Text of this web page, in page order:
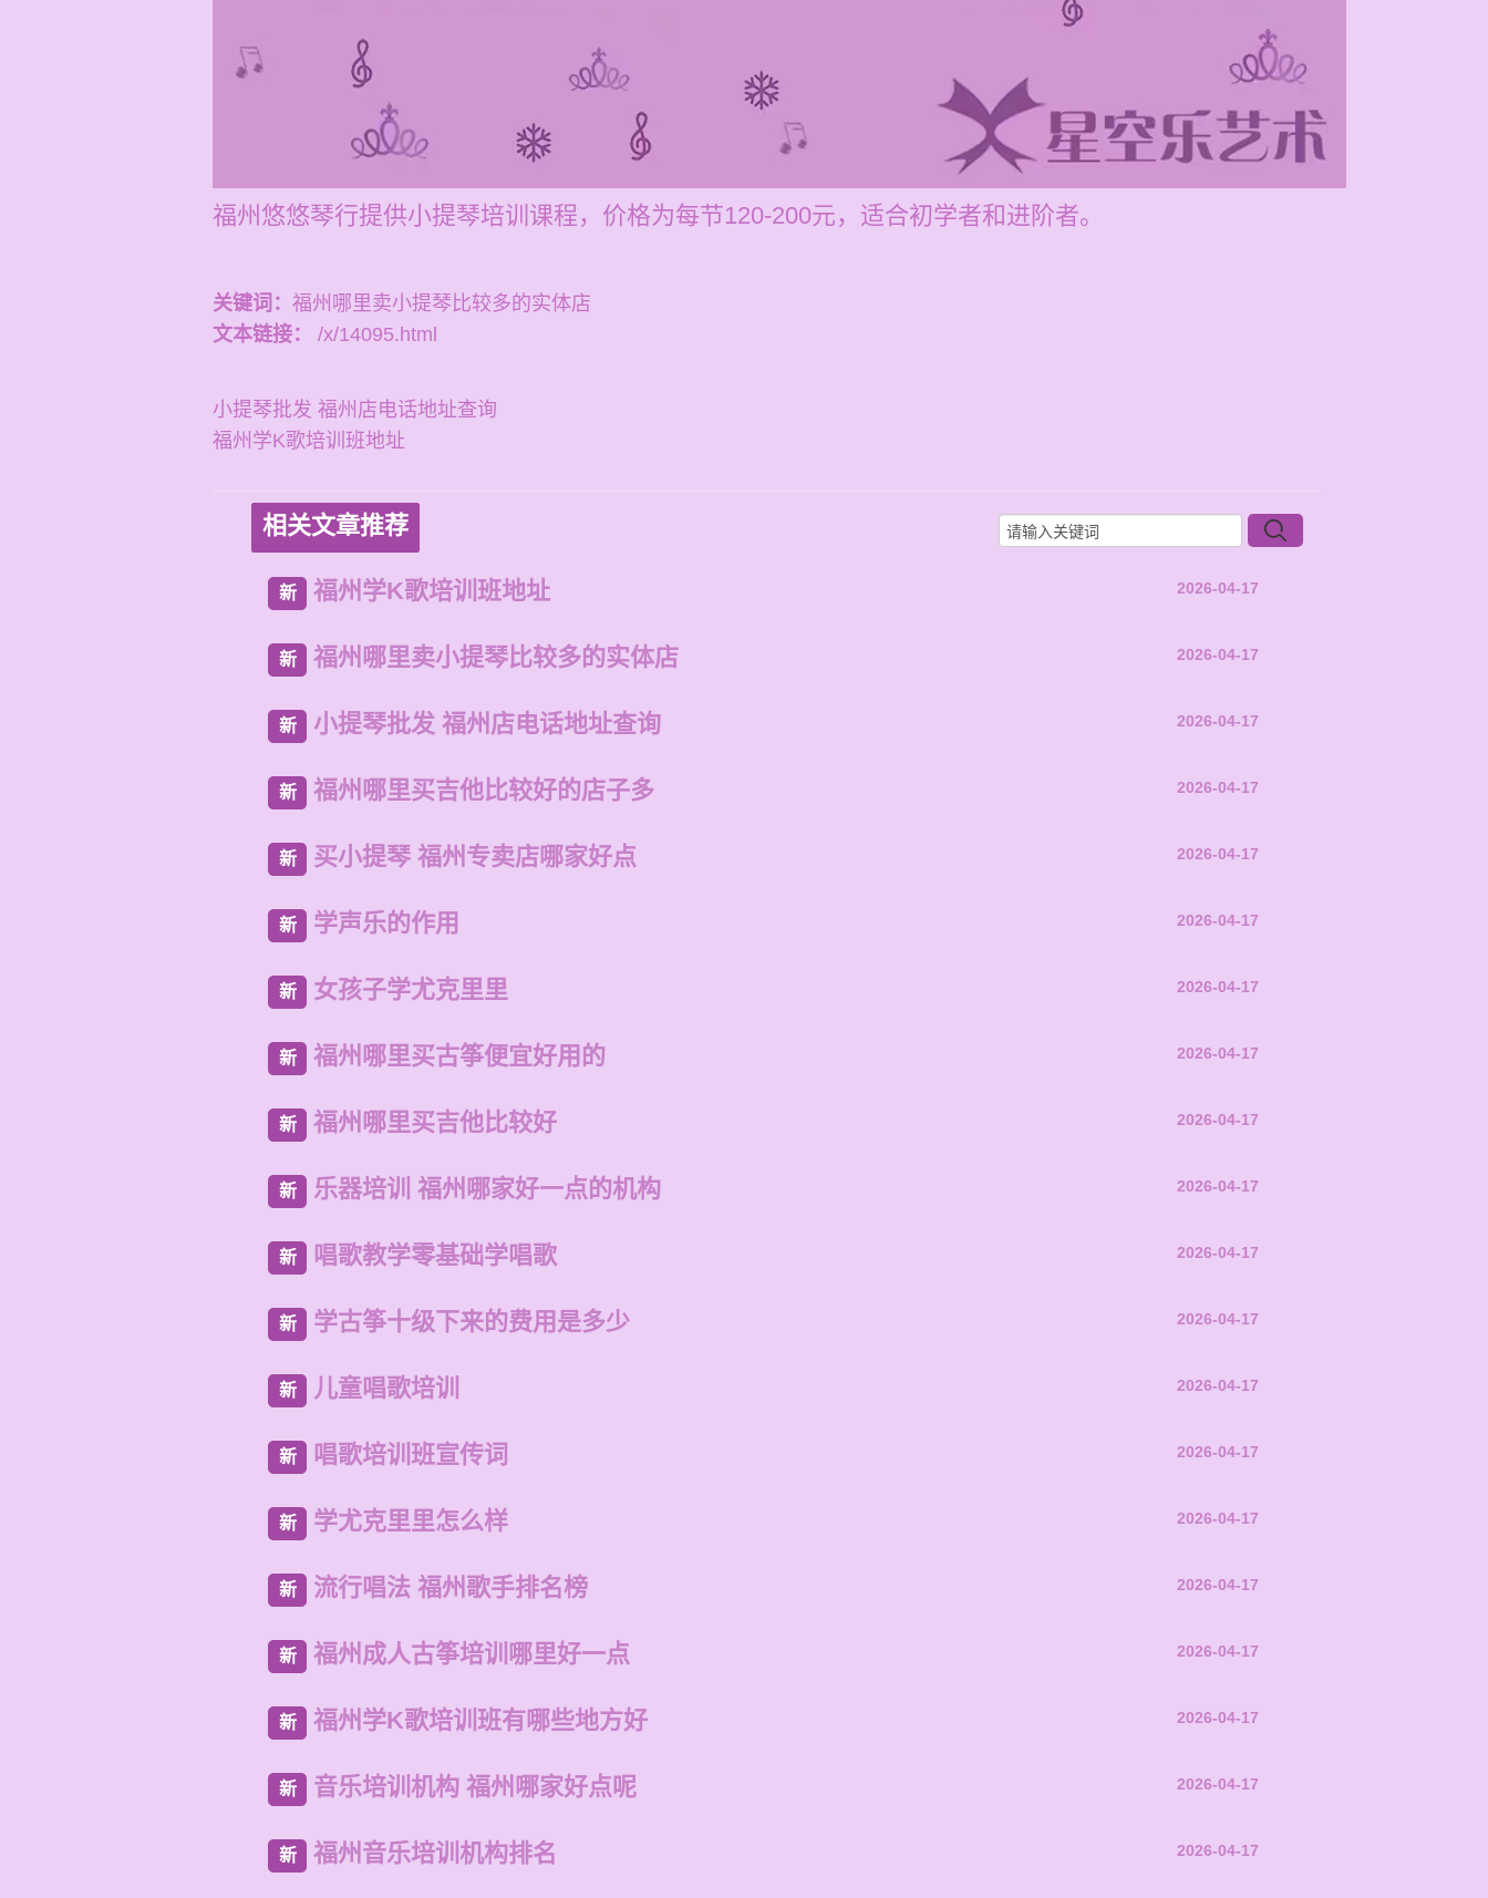
福州悠悠琴行提供小提琴培训课程，价格为每节120-200元，适合初学者和进阶者。
关键词： 福州哪里卖小提琴比较多的实体店
文本链接：
/x/14095.html
小提琴批发 福州店电话地址查询
福州学K歌培训班地址
相关文章推荐
新 福州学K歌培训班地址 2026-04-17
新 福州哪里卖小提琴比较多的实体店 2026-04-17
新 小提琴批发 福州店电话地址查询 2026-04-17
新 福州哪里买吉他比较好的店子多 2026-04-17
新 买小提琴 福州专卖店哪家好点 2026-04-17
新 学声乐的作用 2026-04-17
新 女孩子学尤克里里 2026-04-17
新 福州哪里买古筝便宜好用的 2026-04-17
新 福州哪里买吉他比较好 2026-04-17
新 乐器培训 福州哪家好一点的机构 2026-04-17
新 唱歌教学零基础学唱歌 2026-04-17
新 学古筝十级下来的费用是多少 2026-04-17
新 儿童唱歌培训 2026-04-17
新 唱歌培训班宣传词 2026-04-17
新 学尤克里里怎么样 2026-04-17
新 流行唱法 福州歌手排名榜 2026-04-17
新 福州成人古筝培训哪里好一点 2026-04-17
新 福州学K歌培训班有哪些地方好 2026-04-17
新 音乐培训机构 福州哪家好点呢 2026-04-17
新 福州音乐培训机构排名 2026-04-17